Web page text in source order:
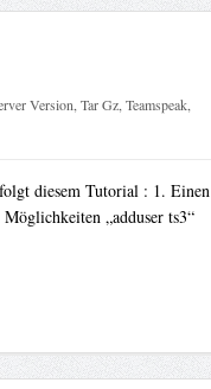
Version,Tar Gz,Teamspeak,
diesem Tutorial : 1. Einen
„adduser ts3“